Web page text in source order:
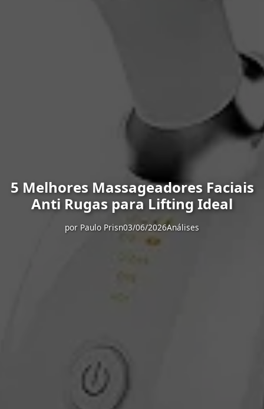
5 Melhores Massageadores Faciais
Anti Rugas para Lifting Ideal
por Paulo Prisn03/06/2026Análises